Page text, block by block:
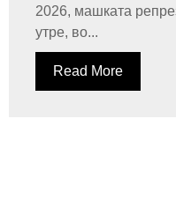
2026, машката
утре, во...
Read More